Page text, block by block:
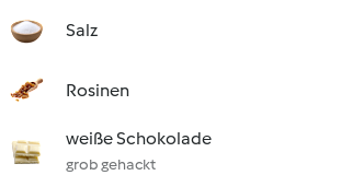
Salz
Rosinen
weiße Schokolade
grob gehackt